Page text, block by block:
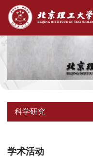
科学研究
学术活动